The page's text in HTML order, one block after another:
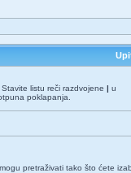
listu reči razdvojene | u
poklapanja.
pretraživati tako što ćete